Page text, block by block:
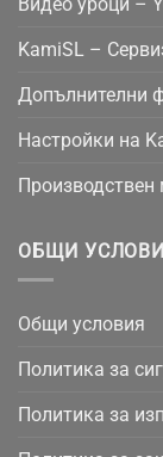
KamiSL –
Допълнителни
Настройки на
ОБЩИ
Общи условия
Политика за
Политика за